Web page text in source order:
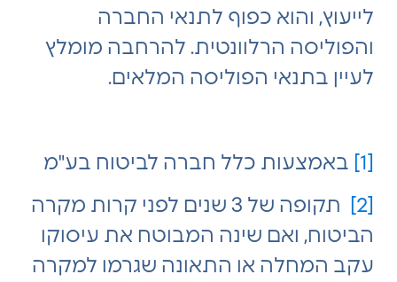
לייעוץ, והוא כפוף לתנאי החברה
והפוליסה הרלוונטית. להרחבה מומלץ
לעיין בתנאי הפוליסה המלאים.
באמצעות כלל חברה לביטוח בע"מ
תקופה של 3 שנים לפני קרות מקרה
הביטוח, ואם שינה המבוטח את עיסוקו
עקב המחלה או התאונה שגרמו למקרה